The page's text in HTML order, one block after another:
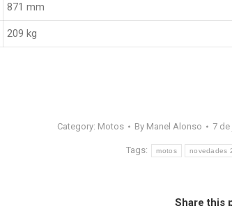
871 mm
209 kg
Category: Motos By Manel Alonso 7 de
Tags: motos novedades
Share this